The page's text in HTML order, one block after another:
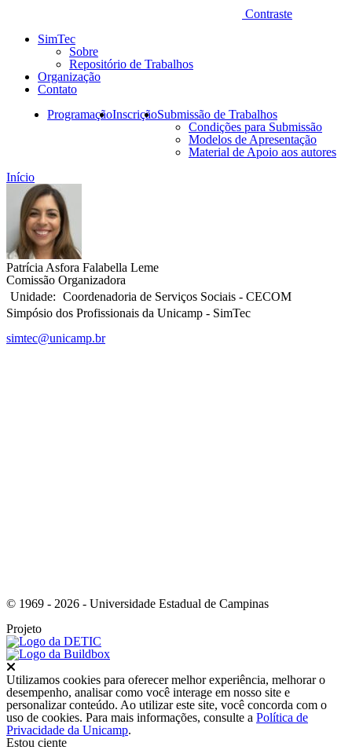
Contraste
SimTec
Sobre
Repositório de Trabalhos
Organização
Contato
ProgramaçãoInscriçãoSubmissão de Trabalhos
Condições para Submissão
Modelos de Apresentação
Material de Apoio aos autores
Início
Patrícia Asfora Falabella Leme
Comissão Organizadora
Coordenadoria de Serviços Sociais - CECOM
Simpósio dos Profissionais da Unicamp - SimTec
simtec@unicamp.br
© 1969 - 2026 - Universidade Estadual de Campinas
Projeto
Utilizamos cookies para oferecer melhor experiência, melhorar o
desempenho, analisar como você interage em nosso site e
personalizar conteúdo. Ao utilizar este site, você concorda com o
uso de cookies. Para mais informações, consulte a Política de
Privacidade da Unicamp.
Estou ciente